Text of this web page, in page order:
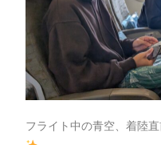
フライト中の青空、着陸